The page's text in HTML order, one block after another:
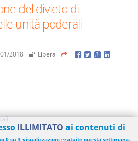
del divieto di
unità poderali
2018 Libera
ILLIMITATO ai contenuti di
0 su 3 visualizzazioni gratuite questa settimana.